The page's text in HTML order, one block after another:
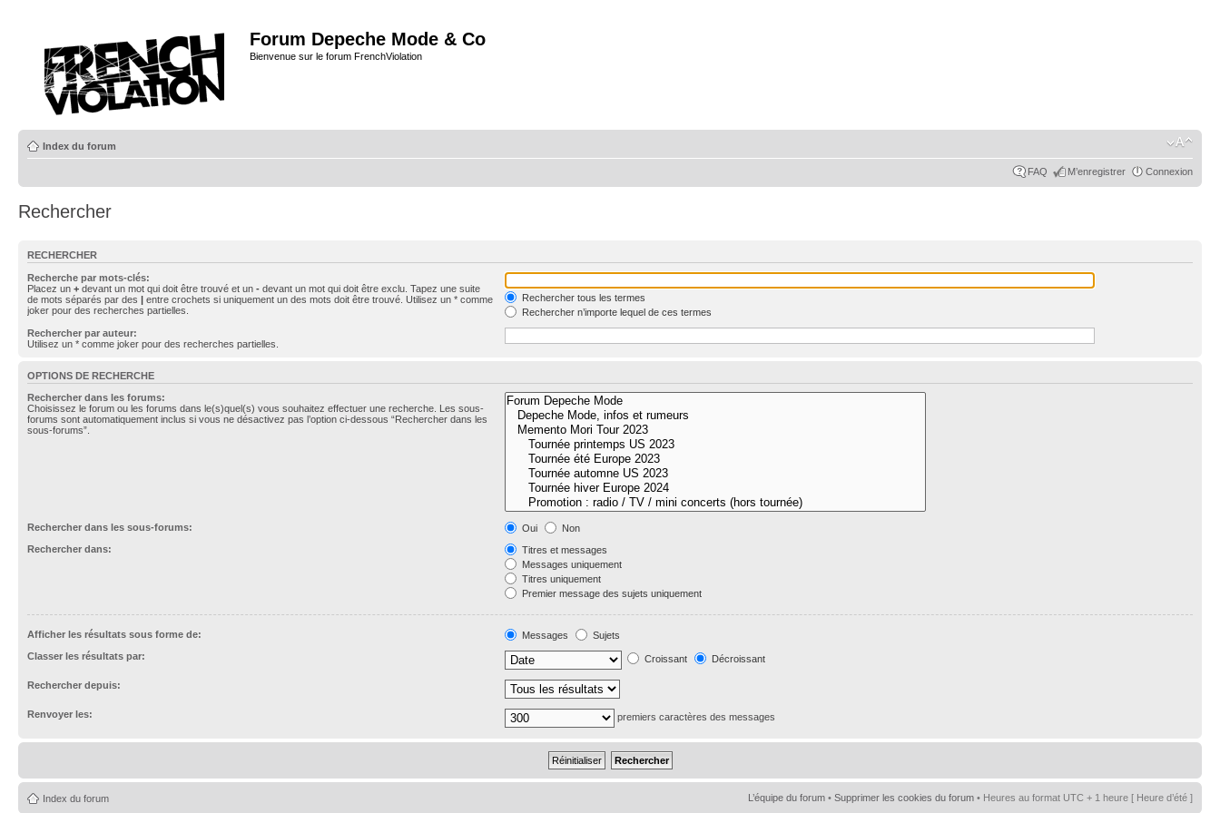
Forum Depeche Mode & Co
Bienvenue sur le forum FrenchViolation
Index du forum
FAQ M’enregistrer Connexion
Rechercher
RECHERCHER
Recherche par mots-clés:
Placez un + devant un mot qui doit être trouvé et un - devant un mot qui doit être exclu. Tapez une suite
de mots séparés par des | entre crochets si uniquement un des mots doit être trouvé. Utilisez un * comme
joker pour des recherches partielles.
Rechercher tous les termes
Rechercher n’importe lequel de ces termes
Rechercher par auteur:
Utilisez un * comme joker pour des recherches partielles.
OPTIONS DE RECHERCHE
Rechercher dans les forums:
Choisissez le forum ou les forums dans le(s)quel(s) vous souhaitez effectuer une recherche. Les sous-
forums sont automatiquement inclus si vous ne désactivez pas l’option ci-dessous “Rechercher dans les
sous-forums”.
Rechercher dans les sous-forums: Oui
Non
Rechercher dans:
Titres et messages
Messages uniquement
Titres uniquement
Premier message des sujets uniquement
Afficher les résultats sous forme de: Messages
Sujets
Classer les résultats par:
Croissant Décroissant
Rechercher depuis:
Renvoyer les: premiers caractères des messages
Index du forum L’équipe du forum • Supprimer les cookies du forum • Heures au format UTC + 1 heure [ Heure d’été ]